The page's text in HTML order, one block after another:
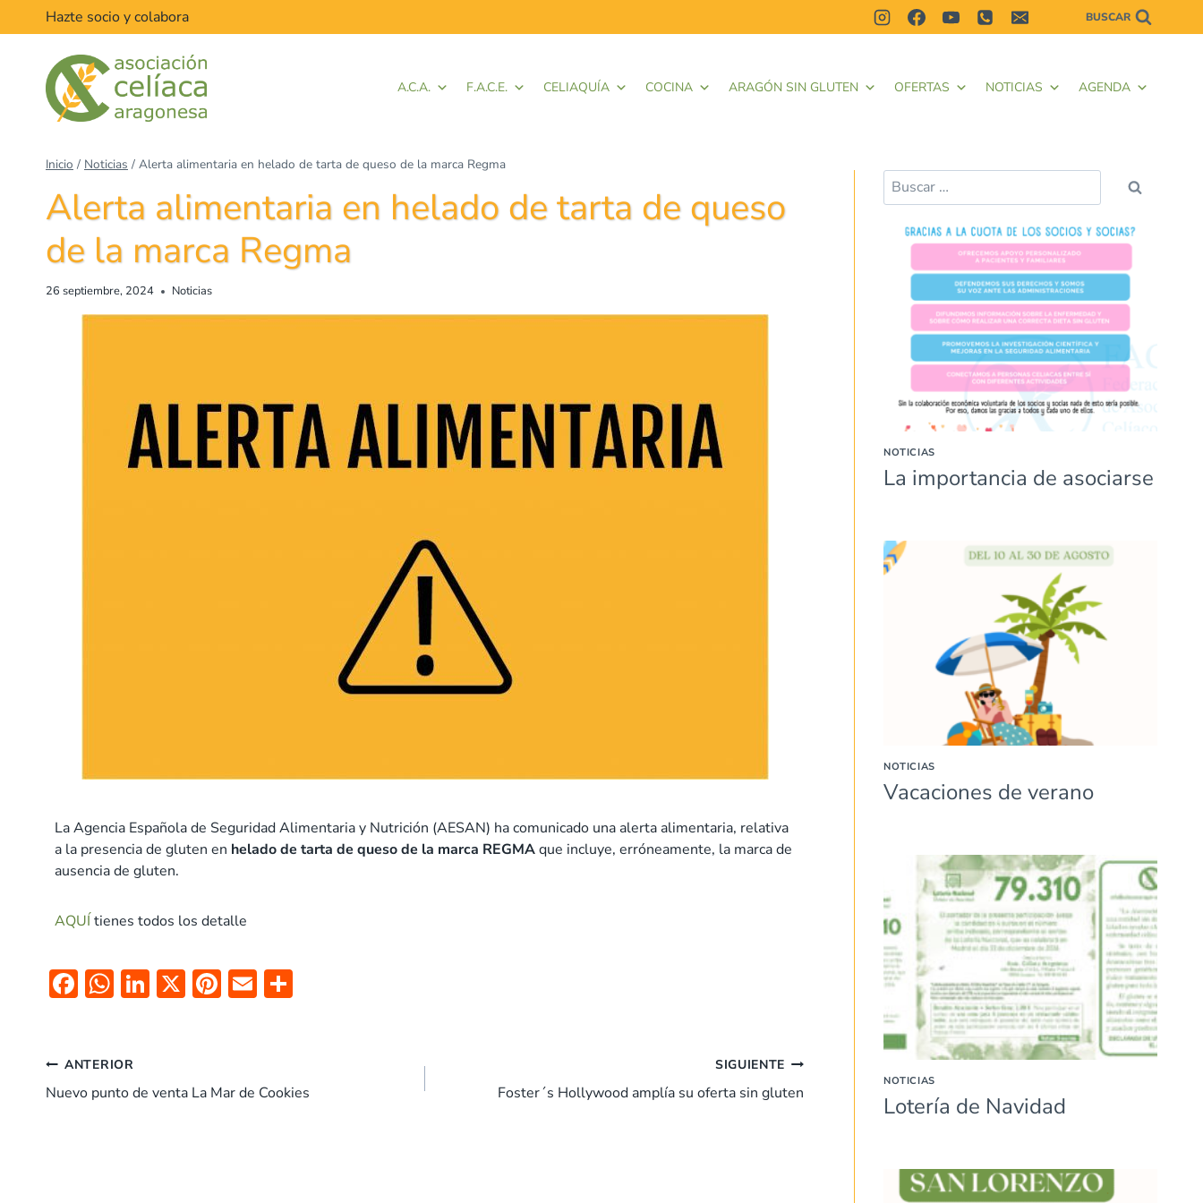
Hazte socio y colabora BUSCAR
A.C.A. F.A.C.E. CELIAQUÍA COCINA ARAGÓN SIN GLUTEN OFERTAS NOTICIAS AGENDA
Inicio / Noticias / Alerta alimentaria en helado de tarta de queso de la marca Regma
Alerta alimentaria en helado de tarta de queso
de la marca Regma
26 septiembre, 2024 Noticias
La Agencia Española de Seguridad Alimentaria y Nutrición (AESAN) ha comunicado una alerta alimentaria, relativa
a la presencia de gluten en helado de tarta de queso de la marca REGMAque incluye, erróneamente, la marca de
ausencia de gluten.
AQUÍ tienes todos los detalle
F
b
o
W
s
A
Li
dI
X Pi
t
E
ar
ANTERIOR
Nuevo punto de venta La Mar de Cookies
SIGUIENTE
Foster´s Hollywood amplía su oferta sin gluten
NOTICIAS
La importancia de asociarse
NOTICIAS
Vacaciones de verano
NOTICIAS
Lotería de Navidad